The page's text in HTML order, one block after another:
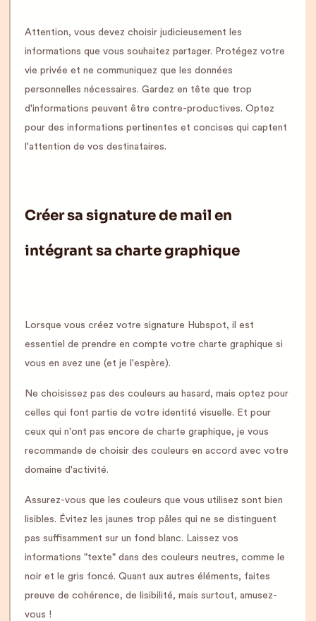
Attention, vous devez choisir judicieusement les
informations que vous souhaitez partager. Protégez votre
vie privée et ne communiquez que les données
personnelles nécessaires. Gardez en tête que trop
d'informations peuvent être contre-productives. Optez
pour des informations pertinentes et concises qui captent
l'attention de vos destinataires.
Créer sa signature de mail en
intégrant sa charte graphique
Lorsque vous créez votre signature Hubspot, il est
essentiel de prendre en compte votre charte graphique si
vous en avez une (et je l'espère).
Ne choisissez pas des couleurs au hasard, mais optez pour
celles qui font partie de votre identité visuelle. Et pour
ceux qui n'ont pas encore de charte graphique, je vous
recommande de choisir des couleurs en accord avec votre
domaine d'activité.
Assurez-vous que les couleurs que vous utilisez sont bien
lisibles. Évitez les jaunes trop pâles qui ne se distinguent
pas suffisamment sur un fond blanc. Laissez vos
informations "texte" dans des couleurs neutres, comme le
noir et le gris foncé. Quant aux autres éléments, faites
preuve de cohérence, de lisibilité, mais surtout, amusez-
vous !